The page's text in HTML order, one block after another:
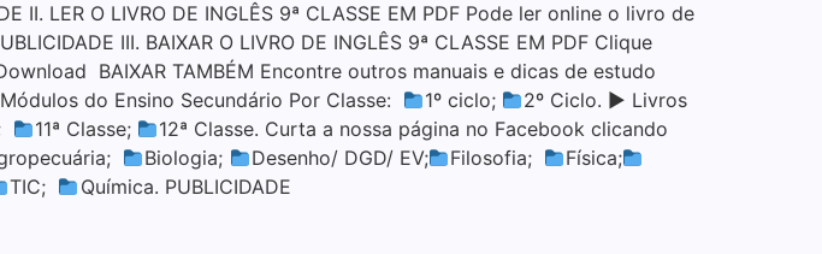
LIVRO DE INGLÊS 9ª CLASSE EM PDF Pode ler online o livro de
III. BAIXAR O LIVRO DE INGLÊS 9ª CLASSE EM PDF Clique
BAIXAR TAMBÉM Encontre outros manuais e dicas de estudo
do Ensino Secundário Por Classe:
1º ciclo;
2º Ciclo. ▶ Livros
11ª Classe;
12ª Classe. Curta a nossa página no Facebook clicando
Biologia; Desenho/ DGD/ EV; Filosofia;
Física;
TIC; Química. PUBLICIDADE